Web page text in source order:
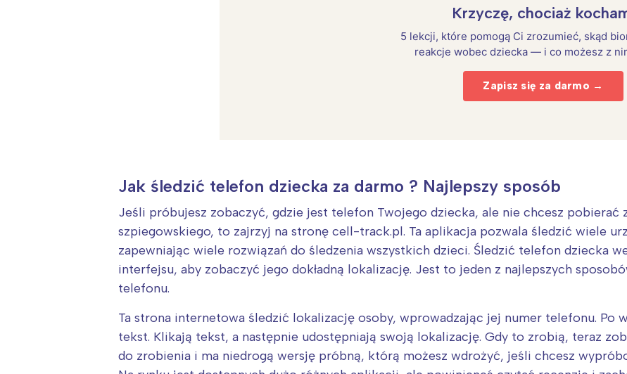
Krzyczę, chociaż
5 lekcji, które pomogą Ci zrozumieć, skąd
reakcje wobec dziecka — i co możesz z
Zapisz się za darmo →
Jak śledzić telefon dziecka za darmo ? Najlepszy sposób
Jeśli próbujesz zobaczyć, gdzie jest telefon Twojego dziecka, ale nie chcesz pobierać
szpiegowskiego, to zajrzyj na stronę cell-track.pl. Ta aplikacja pozwala śledzić wiele
zapewniając wiele rozwiązań do śledzenia wszystkich dzieci. Śledzić telefon dziecka
interfejsu, aby zobaczyć jego dokładną lokalizację. Jest to jeden z najlepszych
telefonu.
Ta strona internetowa śledzić lokalizację osoby, wprowadzając jej numer telefonu. Po
tekst. Klikają tekst, a następnie udostępniają swoją lokalizację. Gdy to zrobią, teraz
do zrobienia i ma niedrogą wersję próbną, którą możesz wdrożyć, jeśli chcesz
Warszawa
Łódź
Śląsk
Kraków